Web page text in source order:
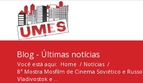
Blog - Últimas notícias
Você está aqui: Home / Notícias /
8ª Mostra Mosfilm de Cinema Soviético e
Vladivostok e ...